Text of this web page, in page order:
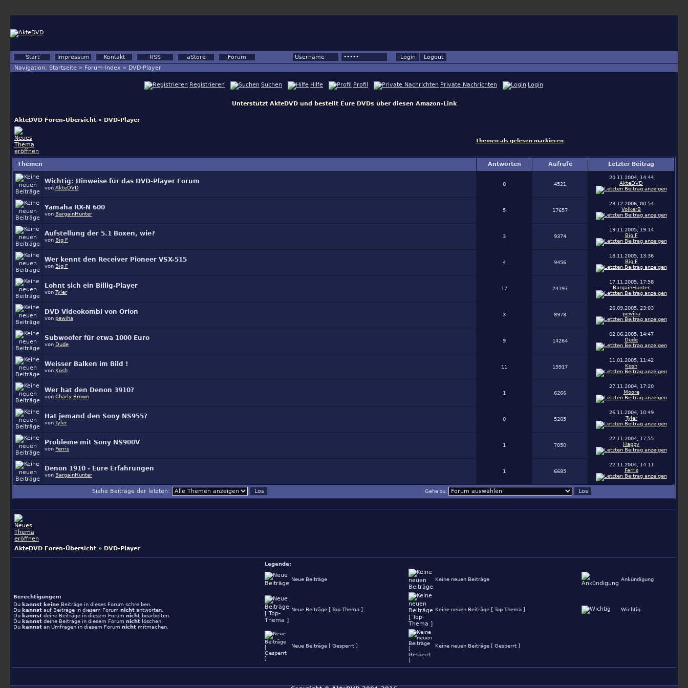
Start Impressum Kontakt RSS aStore
Forum
Navigation: Startseite » Forum-Index » DVD-Player
Registrieren Suchen Hilfe Profil Private Nachrichten Login
Unterstützt AkteDVD und bestellt Eure DVDs über diesen Amazon-Link
AkteDVD Foren-Übersicht » DVD-Player
Themen als gelesen markieren
Themen Antworten Aufrufe Letzter Beitrag
Wichtig: Hinweise für das DVD-Player Forum
von AkteDVD
0 4521
20.11.2004, 14:44
AkteDVD
Yamaha RX-N 600
von BargainHunter
5 17657
23.12.2006, 00:54
VolkerB
Aufstellung der 5.1 Boxen, wie?
von Big F
3 9374
19.11.2005, 19:14
Big F
Wer kennt den Receiver Pioneer VSX-515
von Big F
4 9456
18.11.2005, 13:36
Big F
Lohnt sich ein Billig-Player
von Tyler
17 24197
17.11.2005, 17:58
BargainHunter
DVD Videokombi von Orion
von pewiha
3 8978
26.09.2005, 23:03
pewiha
Subwoofer für etwa 1000 Euro
von Dude
9 14264
02.06.2005, 14:47
Dude
Weisser Balken im Bild !
von Kosh
11 15917
11.01.2005, 11:42
Kosh
Wer hat den Denon 3910?
von Charly Brown
1 6266
27.11.2004, 17:20
Moore
Hat jemand den Sony NS955?
von Tyler
0 5205
26.11.2004, 10:49
Tyler
Probleme mit Sony NS900V
von Ferris
1 7050
22.11.2004, 17:55
Happy
Denon 1910 - Eure Erfahrungen
von BargainHunter
1 6685
22.11.2004, 14:11
Ferris
Siehe Beiträge der letzten: Gehe zu:
AkteDVD Foren-Übersicht » DVD-Player
Berechtigungen:
Du kannst keine Beiträge in dieses Forum schreiben.
Du kannst auf Beiträge in diesem Forum nicht antworten.
Du kannst deine Beiträge in diesem Forum nicht bearbeiten.
Du kannst deine Beiträge in diesem Forum nicht löschen.
Du kannst an Umfragen in diesem Forum nicht mitmachen.
Legende:
Neue Beiträge Keine neuen Beiträge Ankündigung
Neue Beiträge [ Top-Thema ] Keine neuen Beiträge [ Top-Thema ] Wichtig
Neue Beiträge [ Gesperrt ] Keine neuen Beiträge [ Gesperrt ]